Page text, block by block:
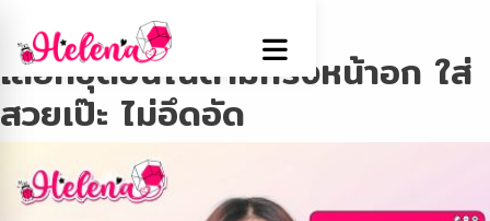
Tag:ชุดชั้นใน
เลือกชุดชั้นในตามทรงหน้าอก ใส่
สวยเป๊ะ ไม่อึดอัด